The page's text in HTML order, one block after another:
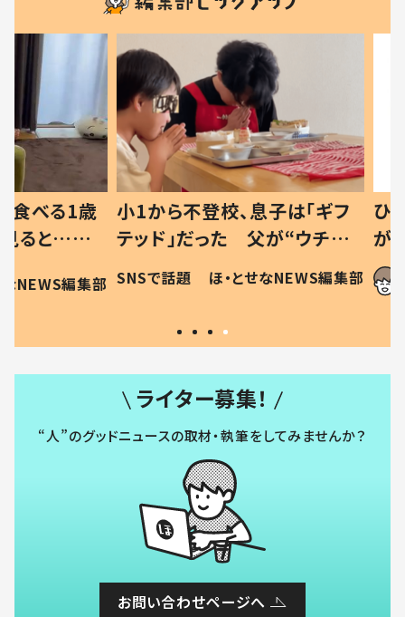
る1歳
…母
現行
編集部
小1から不登校、息子は「ギフ
テッド」だった 父が“ウチ給
食”を作り続ける理由とは #令
和の親 #令和の子
SNSで話題 ほ・とせなNEWS編集部
ひ孫に
が、抱
に「涙
方ない」
ライター募集！
“人”のグッドニュースの取材・執筆をしてみませんか？
お問い合わせページへ